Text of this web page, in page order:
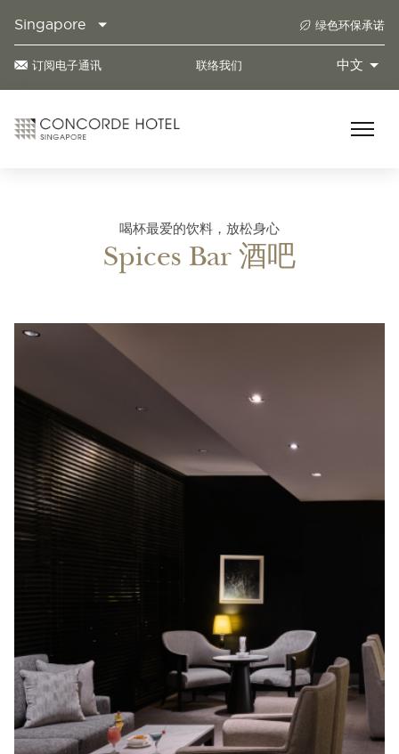
Singapore 绿色环保承诺
订阅电子通讯 联络我们 中文
喝杯最爱的饮料，放松身心
Spices Bar 酒吧